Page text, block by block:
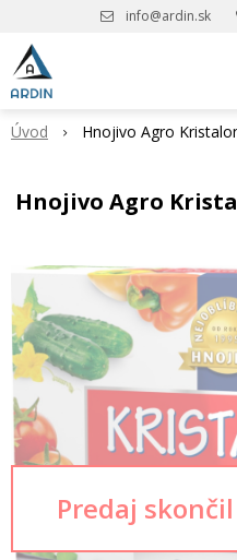
info@ardin.sk
Úvod Hnojivo Agro
Hnojivo Agro